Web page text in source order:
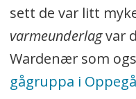
sett de var litt
varmeunderlagvar
Wardenær som
gågruppa i